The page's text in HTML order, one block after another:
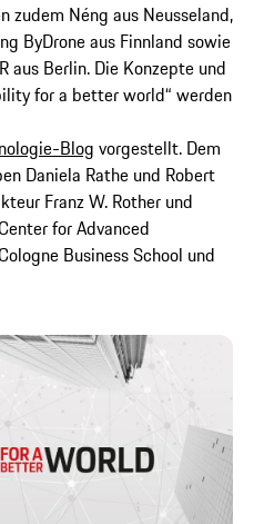
zudem Néng aus Neusseland,
ByDrone aus Finnland sowie
aus Berlin. Die Konzepte und
for a better world“ werden
Blog vorgestellt. Dem
Daniela Rathe und Robert
Franz W. Rother und
for Advanced
Business School und